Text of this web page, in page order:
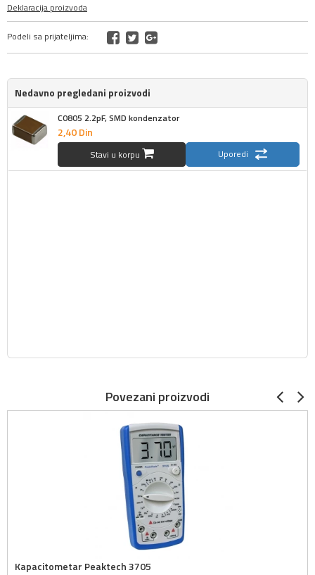
Deklaracija proizvoda
Podeli sa prijateljima:
Nedavno pregledani proizvodi
C0805 2.2pF, SMD kondenzator
2,40Din
Stavi u korpu Uporedi
Povezani proizvodi
Kapacitometar Peaktech 3705